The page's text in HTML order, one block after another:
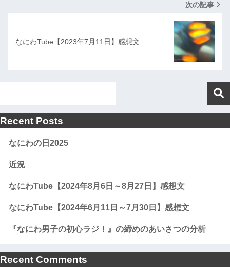
次の記事
なにわTube【2023年7月11日】感想文
Recent Posts
なにわの日2025
近況
なにわTube【2024年8月6日～8月27日】感想文
なにわTube【2024年6月11日～7月30日】感想文
『なにわ男子の初心ラジ！』の締めのあいさつの分析
Recent Comments